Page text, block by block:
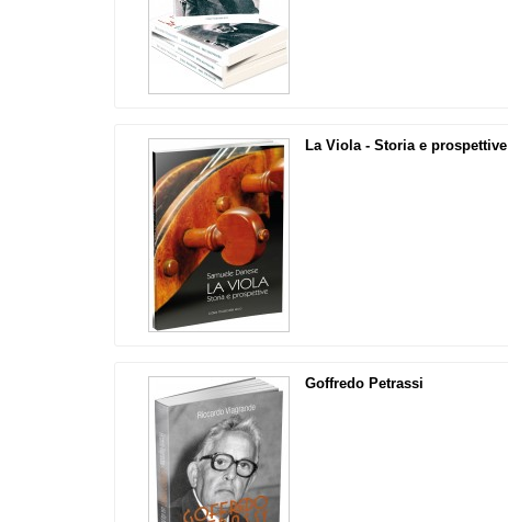
La Viola - Storia e prospettive
Goffredo Petrassi